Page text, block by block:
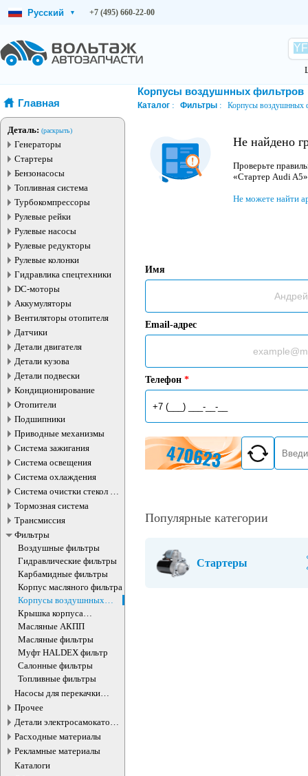
Русский ▾ +7 (495) 660-22-00
Главная
Деталь: (раскрыть)
Генераторы
Стартеры
Бензонасосы
Топливная система
Турбокомпрессоры
Рулевые рейки
Рулевые насосы
Рулевые редукторы
Рулевые колонки
Гидравлика спецтехники
DC-моторы
Аккумуляторы
Вентиляторы отопителя
Датчики
Детали двигателя
Детали кузова
Детали подвески
Кондиционирование
Отопители
Подшипники
Приводные механизмы
Система зажигания
Система освещения
Система охлаждения
Система очистки стекол и
фар
Тормозная система
Трансмиссия
Фильтры
Воздушные фильтры
Гидравлические фильтры
Карбамидные фильтры
Корпус масляного фильтра
Корпусы воздушнных
фильтров
Крышка корпуса
масляного фильтра
Масляные АКПП
Масляные фильтры
Муфт HALDEX фильтр
Салонные фильтры
Топливные фильтры
Насосы для перекачки
жидкостей
Прочее
Детали электросамокатов и
электротранспорта
Расходные материалы
Рекламные материалы
Каталоги
Корпусы воздушнных фильтров
Каталог Фильтры Корпусы воздушнных
Не найдено
Проверьте
«Стартер Audi
Не можете найти
Имя
Email-адрес
Телефон *
Популярные категории
Стартеры